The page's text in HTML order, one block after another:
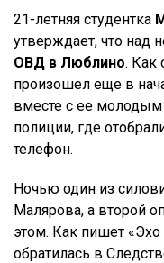
21-летняя студентка
утверждает, что над
ОВД в Люблино. Как
произошел еще в
вместе с ее молодым
полиции, где
телефон.
Ночью один из
Малярова, а второй
этом. Как пишет
обратилась в